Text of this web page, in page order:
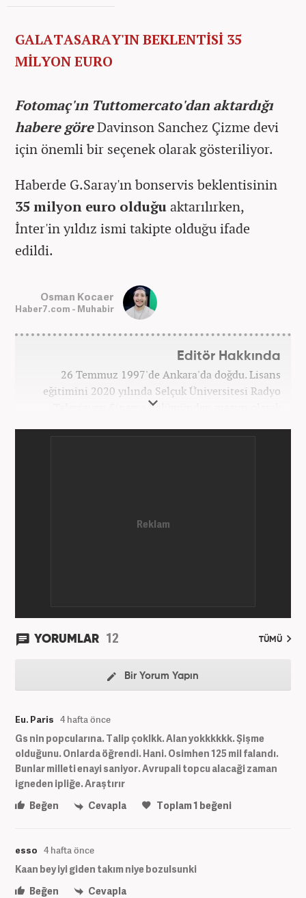
GALATASARAY'IN BEKLENTİSİ 35
MİLYON EURO
Fotomaç'ın Tuttomercato'dan aktardığı
habere göreDavinson Sanchez Çizme devi
için önemli bir seçenek olarak gösteriliyor.
Haberde G.Saray'ın bonservis beklentisinin
35 milyon euro olduğuaktarılırken,
İnter'in yıldız ismi takipte olduğu ifade
edildi.
Osman Kocaer
Haber7.com - Muhabir
Editör Hakkında
26 Temmuz 1997'de Ankara'da doğdu. Lisans
eğitimini 2020 yılında Selçuk Üniversitesi Radyo
Televizyon Sinema bölümünden mezun olarak
YORUMLAR 12 TÜMÜ
Bir Yorum Yapın
Eu. Paris 4 hafta önce
Gs nin popcularına. Talip çoklkk. Alan yokkkkkk. Şişme
olduğunu. Onlarda öğrendi. Hani. Osimhen 125 mil falandı.
Bunlar milleti enayi saniyor. Avrupali topcu alacaği zaman
igneden ipliğe. Araştırır
Beğen
Cevapla Toplam1 beğeni
esso 4 hafta önce
Kaan bey iyi giden takım niye bozulsunki
Beğen
Cevapla